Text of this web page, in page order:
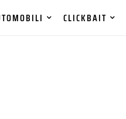
CLICKBAIT